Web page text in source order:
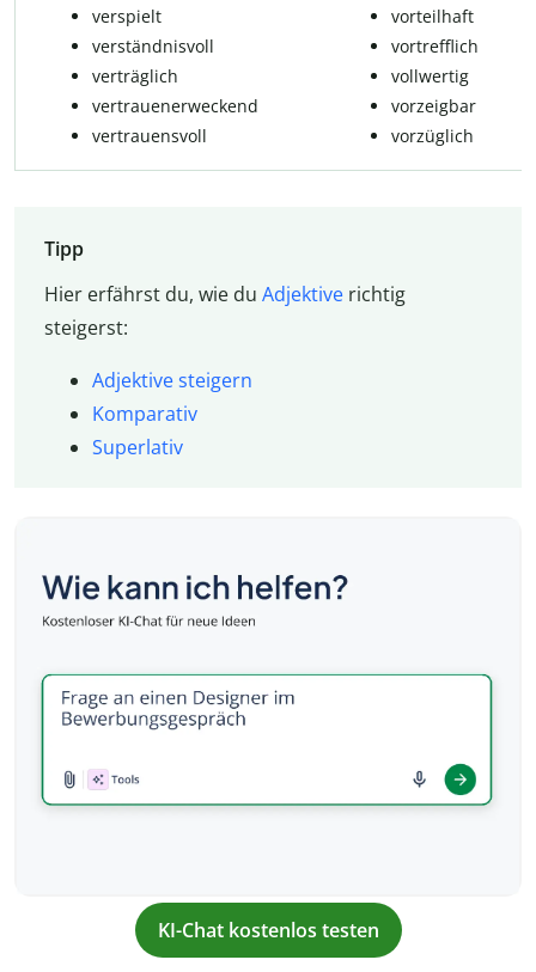
verspielt
verständnisvoll
verträglich
vertrauenerweckend
vertrauensvoll
vorteilhaft
vortrefflich
vollwertig
vorzeigbar
vorzüglich
Tipp
Hier erfährst du, wie du Adjektiverichtig
steigerst:
Adjektive steigern
Komparativ
Superlativ
KI-Chat kostenlos testen